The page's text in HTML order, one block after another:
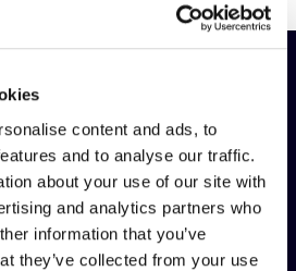
content and ads, to
and to analyse our traffic.
about your use of our site with
and analytics partners who
information that you’ve
they’ve collected from your use
Newsletter
dem Laufenden!